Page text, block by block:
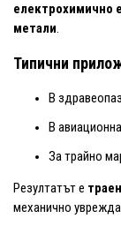
електрохимично
метали.
Типични
В
В
За трайно
Резултатът е
механично